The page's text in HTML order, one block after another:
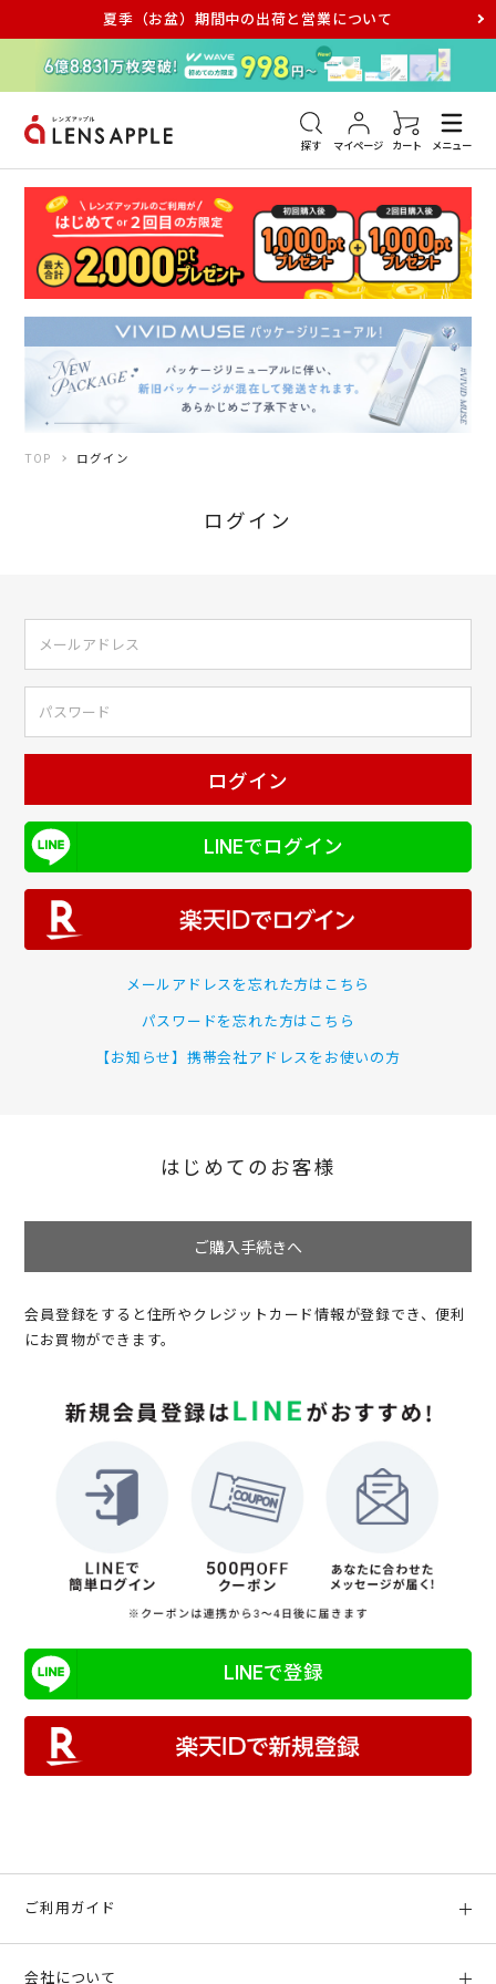
夏季（お盆）期間中の出荷と営業について
探す マイページ カート メニュー
アキュビュー メダリスト メガネ
TOP ログイン
ログイン
ログイン
LINEでログイン
メールアドレスを忘れた方はこちら
パスワードを忘れた方はこちら
【お知らせ】携帯会社アドレスをお使いの方
はじめてのお客様
ご購入手続きへ
会員登録をすると住所やクレジットカード情報が登録でき、便利
にお買物ができます。
LINEで登録
ご利用ガイド
会社について